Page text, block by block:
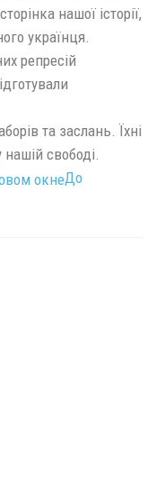
нашої історії,
українця.
репресій
та заслань. Їхні
нашій свободі.
До